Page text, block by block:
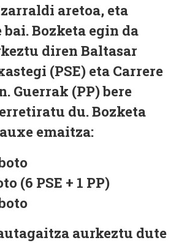
aretoa, eta
Bozketa egin da
diren Baltasar
(PSE) eta Carrere
Guerrak (PP) bere
du. Bozketa
emaitza:
(6 PSE + 1 PP)
aurkeztu dute